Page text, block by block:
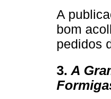
A
bom
pedidos
3. A